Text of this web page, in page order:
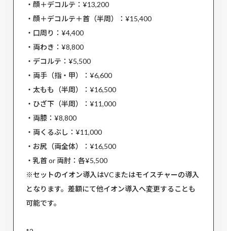
・顔＋デコルテ：¥13,200
・顔＋デコルテ＋首（半周）：¥15,400
・口周り：¥4,400
・両わき：¥8,800
・デコルテ：¥5,500
・両手（指・甲）：¥6,600
・太もも（半周）：¥16,500
・ひざ下（半周）：¥11,000
・両膝：¥8,800
・両くるぶし：¥11,000
・お尻（両全体）：¥16,500
・乳首 or 両肘：各¥5,500
※セットのイオン導入はVCまたはモイスチャーの導入
となります。差額にて他イオン導入へ変更することも
可能です。